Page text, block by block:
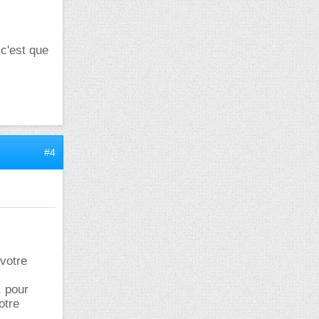
que
#4
pour